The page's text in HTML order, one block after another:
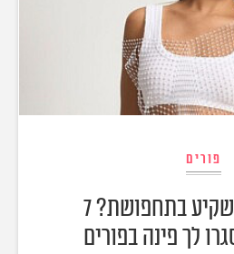
פורים
לא רוצה להשקיע בתחפושת? 7
לך פינה בפורים